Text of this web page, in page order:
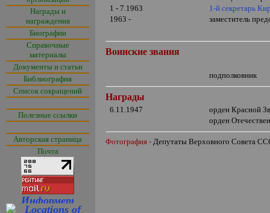
Награды и
награждения
Биографии
Справочные
материалы
Документы и статьи
Библиография
Список сокращений
Полезные ссылки
Авторская страница
Почта
1 - 7.1963
1-й секретарь
1963 -
заместитель
Воинские звания
подполковник
Награды
6.11.1947
орден Красной
орден
Фотография - Депутаты Верховного Совета